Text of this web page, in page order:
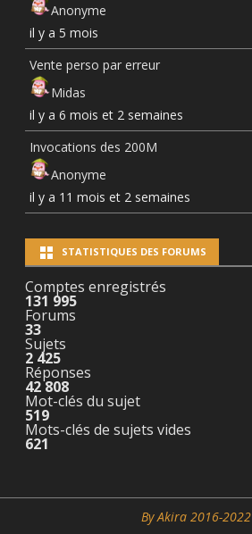
Anonyme
il y a 5 mois
Vente perso par erreur
Midas
il y a 6 mois et 2 semaines
Invocations des 200M
Anonyme
il y a 11 mois et 2 semaines
STATISTIQUES DES FORUMS
Comptes enregistrés
131 995
Forums
33
Sujets
2 425
Réponses
42 808
Mot-clés du sujet
519
Mots-clés de sujets vides
621
By Akira 2016-2022